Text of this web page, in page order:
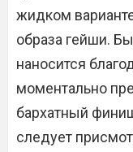
жидком
образа гейши.
наносится
моментально
бархатный
следует